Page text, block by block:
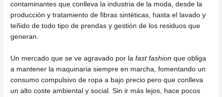
contaminantes que conlleva la industria de la moda, desde la
producción y tratamiento de fibras sintéticas, hasta el lavado y
teñido de todo tipo de prendas y gestión de los residuos que
generan.
Un mercado que se ve agravado por lafast fashion que obliga
a mantener la maquinaria siempre en marcha, fomentando un
consumo compulsivo de ropa a bajo precio pero que conlleva
un alto coste ambiental y social. Sin ir más lejos, hace pocos